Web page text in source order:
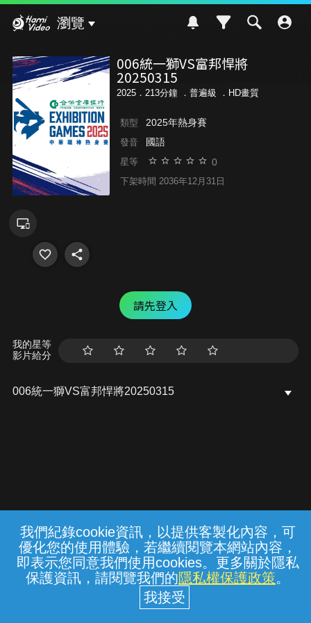
我們紀錄cookie資訊，以提供客製化內容，可
優化您的使用體驗，若繼續閱覽本網站內容，
即表示您同意我們使用cookies。更多關於隱私
保護資訊，請閱覽我們的隱私權保護政策。
瀏覽
006統一獅VS富邦悍將
20250315
2025．213分鐘 ． 普遍級 ．HD畫質
類型 2025年熱身賽
發音 國語
星等 0
下架時間 2036年12月31日
請先登入
我的星等
影片給分
006統一獅VS富邦悍將20250315
常見問題 線上客服 服務條款 隱私權保護
中華電信股份有限公司個人家庭分公司
(統一編號：96979949) © 2026
{{notifyMsg}}